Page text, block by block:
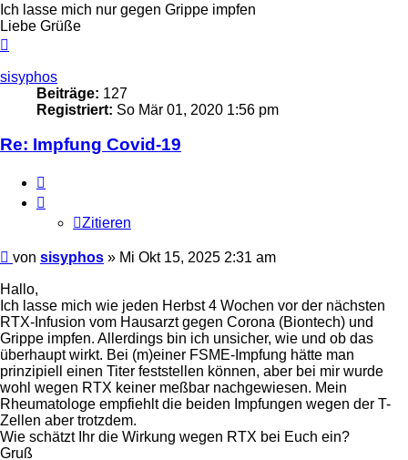
Ich lasse mich nur gegen Grippe impfen
Liebe Grüße
sisyphos
Beiträge: 127
Registriert: So Mär 01, 2020 1:56 pm
Re: Impfung Covid-19
Zitieren
Beitrag
von sisyphos » Mi Okt 15, 2025 2:31 am
Hallo,
Ich lasse mich wie jeden Herbst 4 Wochen vor der nächsten
RTX-Infusion vom Hausarzt gegen Corona (Biontech) und
Grippe impfen. Allerdings bin ich unsicher, wie und ob das
überhaupt wirkt. Bei (m)einer FSME-Impfung hätte man
prinzipiell einen Titer feststellen können, aber bei mir wurde
wohl wegen RTX keiner meßbar nachgewiesen. Mein
Rheumatologe empfiehlt die beiden Impfungen wegen der T-
Zellen aber trotzdem.
Wie schätzt Ihr die Wirkung wegen RTX bei Euch ein?
Gruß